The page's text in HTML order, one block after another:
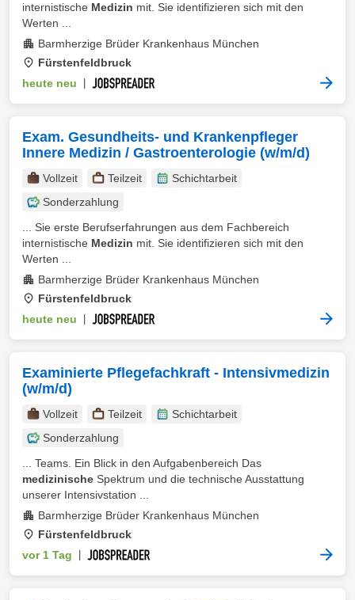
internistische Medizin mit. Sie identifizieren sich mit den
Werten ...
Barmherzige Brüder Krankenhaus München
Fürstenfeldbruck
heute neu
Exam. Gesundheits- und Krankenpfleger
Innere Medizin / Gastroenterologie (w/m/d)
Vollzeit Teilzeit
Schichtarbeit
Sonderzahlung
... Sie erste Berufserfahrungen aus dem Fachbereich
internistische Medizin mit. Sie identifizieren sich mit den
Werten ...
Barmherzige Brüder Krankenhaus München
Fürstenfeldbruck
heute neu
Examinierte Pflegefachkraft - Intensivmedizin
(w/m/d)
Vollzeit Teilzeit
Schichtarbeit
Sonderzahlung
... Teams. Ein Blick in den Aufgabenbereich Das
medizinische Spektrum und die technische Ausstattung
unserer Intensivstation ...
Barmherzige Brüder Krankenhaus München
Fürstenfeldbruck
vor 1 Tag